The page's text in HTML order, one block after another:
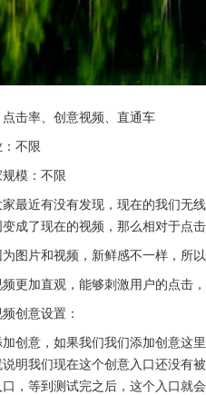
击率、创意视频、直通车
不限
模：不限
最近有没有发现，现在的我们无
成了现在的视频，那么相对于点
图片和视频，新鲜感不一样，所
更加直观，能够刺激用户的点击，
创意设置：
创意，如果我们我们添加创意这
明我们现在这个创意入口还没有
，等到测试完之后，这个入口就会